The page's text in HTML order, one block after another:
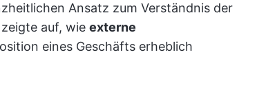
Ansatz zum Verständnis der
auf, wie externe
eines Geschäfts erheblich